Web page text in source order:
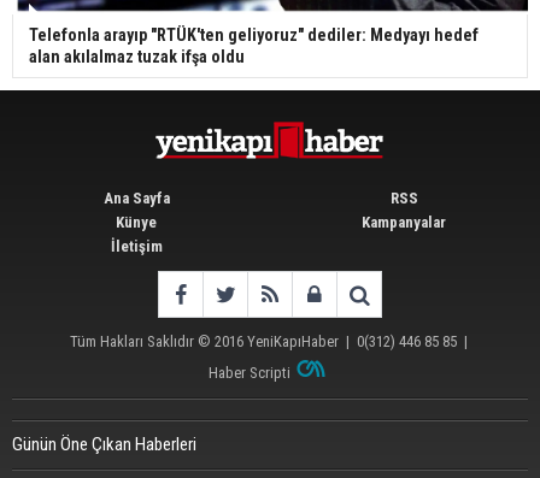
Telefonla arayıp "RTÜK'ten geliyoruz" dediler: Medyayı hedef
alan akılalmaz tuzak ifşa oldu
Ana Sayfa
Künye
İletişim
RSS
Kampanyalar
Tüm Hakları Saklıdır © 2016 YeniKapıHaber| 0(312) 446 85 85|
Haber Scripti
Günün Öne Çıkan Haberleri